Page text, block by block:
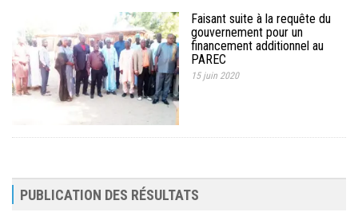
Faisant suite à la requête du
gouvernement pour un
financement additionnel au
PAREC
15 juin 2020
PUBLICATION DES RÉSULTATS